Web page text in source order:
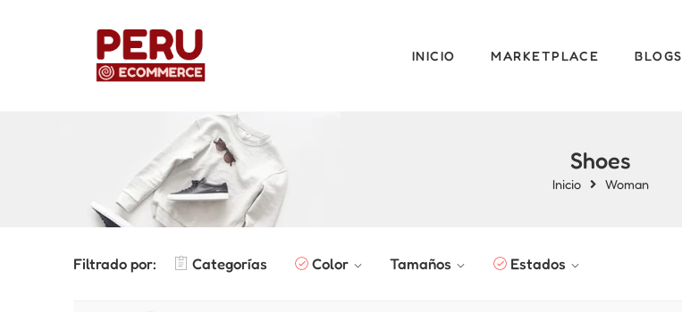
INICIO MARKETPLACE BLOGS
Shoes
Inicio Woman
Filtrado por: Categorías Color Tamaños Estados